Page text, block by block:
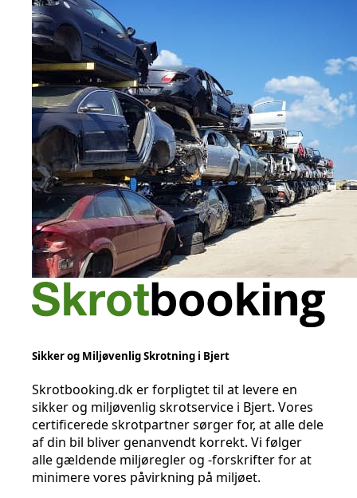
Sikker og Miljøvenlig Skrotning i Bjert
Skrotbooking.dk er forpligtet til at levere en
sikker og miljøvenlig skrotservice i Bjert. Vores
certificerede skrotpartner sørger for, at alle dele
af din bil bliver genanvendt korrekt. Vi følger
alle gældende miljøregler og -forskrifter for at
minimere vores påvirkning på miljøet.